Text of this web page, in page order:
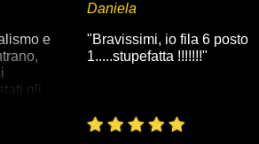
e
gli
con
Daniela
"Bravissimi, io fila 6 posto
1.....stupefatta !!!!!!!"